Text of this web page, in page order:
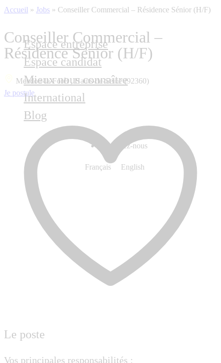
Espace entreprise
Espace candidat
Mieux nous connaître
International
Blog
Contactez-nous
Français English
Accueil » Jobs » Conseiller Commercial – Résidence Sénior (H/F)
Conseiller Commercial –
Résidence Sénior (H/F)
Meudon-la-Forêt , Hauts-de-Seine (92360)
Je postule
Le poste
Vos principales responsabilités :